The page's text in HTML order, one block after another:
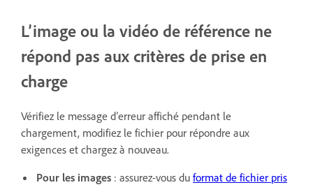
L’image ou la vidéo de référence ne
répond pas aux critères de prise en
charge
Vérifiez le message d’erreur affiché pendant le
chargement, modifiez le fichier pour répondre aux
exigences et chargez à nouveau.
Pour les images : assurez-vous du format de fichier pris